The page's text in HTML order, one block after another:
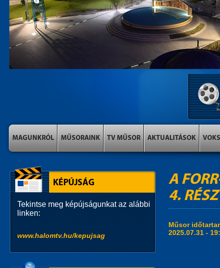
MAGUNKRÓL MŰSORAINK TV MŰSOR AKTUALITÁSOK VOKS
A
4. RÉSZ
Műsor
2025.07.31 -
KÉPÚJSÁG
Tekintse meg képújságunkat az alábbi
linken:
www.halomtv.hu/kepujsag